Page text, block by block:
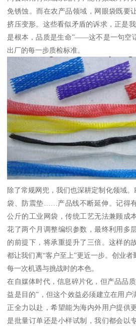
免锈蚀。而在农产品领域，网眼袋既要
挤压变形。这些看似矛盾的诉求，正是
是根本，品质是生命”——这不是一句空
出厂的每一步质检标准。
除了常规网兜，我们也深耕定制化领域
袋、防震垫……产品线不断延伸。记得
公斤的工业网袋，传统工艺无法兼顾成
花了两个月调整编织参数，最终利用多
的前提下，将承重提升了三倍。这样的
都让我们离“客户至上”更近一步。创业
每一次机遇与挑战时的本色。
在自媒体时代，信息碎片化，但产品品
益是目的”，但这个效益必须建立在用户
正全力以赴，希望能为海内外用户提供
是批量订单还是小样试制，我们都会以